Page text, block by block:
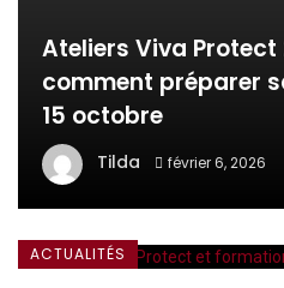
Ateliers Viva Protect
comment préparer
15 octobre
Tilda février 6, 2026
ACTUALITÉS